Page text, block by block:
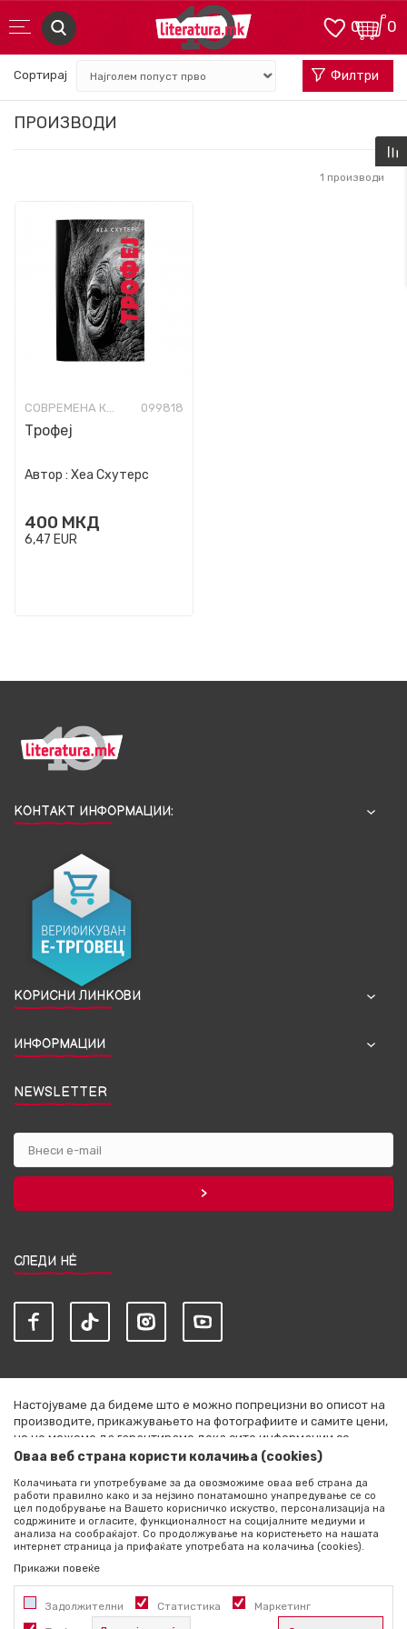
0
0
ПРОИЗВОДИ
Сортирај Филтри
1 производи
СОВРЕМЕНА КНИЖЕВНОСТ 099818
Трофеј
Автор : Хеа Схутерс
400 МКД
6,47 EUR
КОНТАКТ ИНФОРМАЦИИ:
КОРИСНИ ЛИНКОВИ
ИНФОРМАЦИИ
NEWSLETTER
СЛЕДИ НЀ
Настојуваме да бидеме што е можно попрецизни во описот на
производите, прикажувањето на фотографиите и самите цени,
но не можеме да гарантираме дека сите информации се
комплетни и без грешки. Сите артикли прикажани на сајтот се
секој момент. Расположливоста на производите можете да ја
проверите со повик на +389 76 444 490
©2026 literatura.mk, Изработено одNB SOFT. Сите права
задржани.
Оваа веб страна користи колачиња (cookies)
Колачињата ги употребуваме за да овозможиме оваа веб страна да
работи правилно како и за нејзино понатамошно унапредување се со
цел подобрување на Вашето корисничко искуство, персонализација на
содржините и огласите, функционалност на социјалните медиуми и
анализа на сообраќајот. Со продолжување на користењето на нашата
интернет страница ја прифаќате употребата на колачиња (cookies).
Прикажи повеќе
Задолжителни Статистика Маркетинг